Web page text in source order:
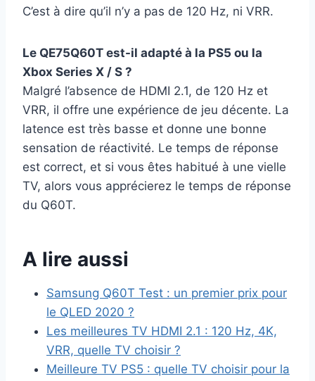
C’est à dire qu’il n’y a pas de 120 Hz, ni VRR.
Le QE75Q60T est-il adapté à la PS5 ou la
Xbox Series X / S ?
Malgré l’absence de HDMI 2.1, de 120 Hz et
VRR, il offre une expérience de jeu décente. La
latence est très basse et donne une bonne
sensation de réactivité. Le temps de réponse
est correct, et si vous êtes habitué à une vielle
TV, alors vous apprécierez le temps de réponse
du Q60T.
A lire aussi
Samsung Q60T Test : un premier prix pour
le QLED 2020 ?
Les meilleures TV HDMI 2.1 : 120 Hz, 4K,
VRR, quelle TV choisir ?
Meilleure TV PS5 : quelle TV choisir pour la